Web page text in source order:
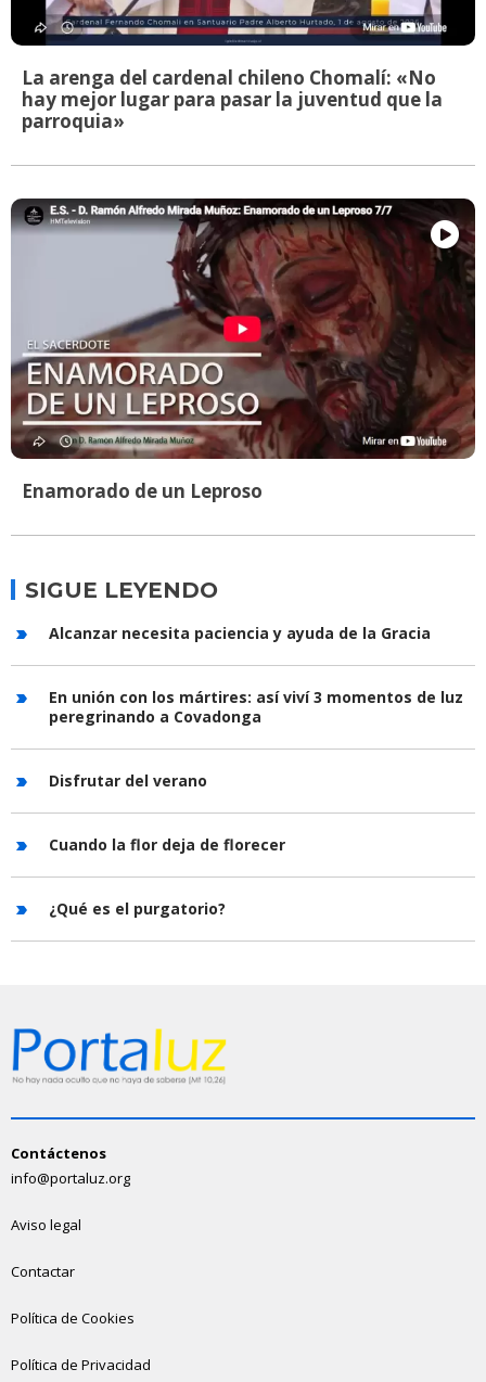
La arenga del cardenal chileno Chomalí: «No
hay mejor lugar para pasar la juventud que la
parroquia»
Enamorado de un Leproso
SIGUE LEYENDO
Alcanzar necesita paciencia y ayuda de la Gracia
En unión con los mártires: así viví 3 momentos de luz
peregrinando a Covadonga
Disfrutar del verano
Cuando la flor deja de florecer
¿Qué es el purgatorio?
Contáctenos
info@portaluz.org
Aviso legal
Contactar
Política de Cookies
Política de Privacidad